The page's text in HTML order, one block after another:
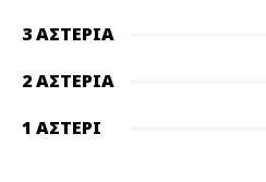
3 ΑΣΤΈΡΙΑ
2 ΑΣΤΈΡΙΑ
1 ΑΣΤΈΡΙ